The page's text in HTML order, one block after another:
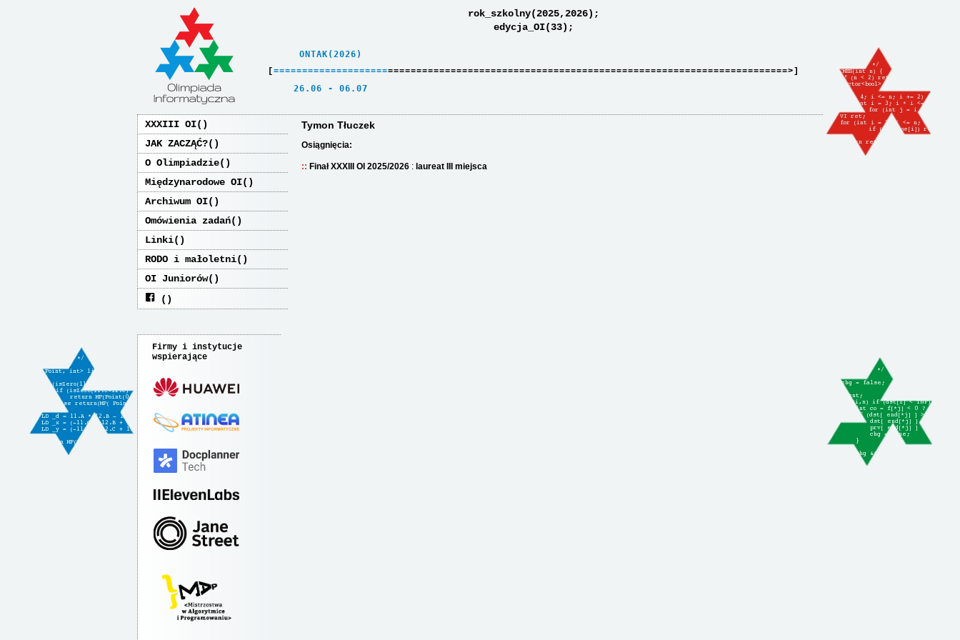
rok_szkolny(2025,2026);
edycja_OI(33);
    ONTAK(2026)
[ ==========================================================================================>]
   26.06 - 06.07
XXXIII OI
JAK ZACZĄĆ?
O Olimpiadzie
Międzynarodowe OI
Archiwum OI
Omówienia zadań
Linki
RODO i małoletni
OI Juniorów
Firmy i instytucje
wspierające
Tymon Tłuczek
Osiągnięcia:
Finał XXXIII OI 2025/2026 : laureat III miejsca